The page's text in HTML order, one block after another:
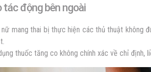
tác động bên ngoài
nữ mang thai bị thực hiện các thủ thuật không
thuốc tăng co không chính xác về chỉ định,